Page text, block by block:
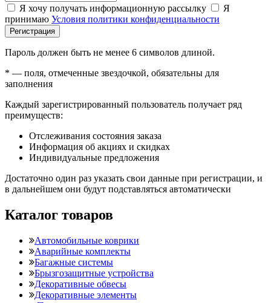
Я хочу получать информационную рассылку
Я
принимаю Условия политики конфиденциальности
Регистрация
Пароль должен быть не менее 6 символов длиной.
* — поля, отмеченные звездочкой, обязательны для
заполнения
Каждый зарегистрированный пользователь получает ряд
преимуществ:
Отслеживания состояния заказа
Информация об акциях и скидках
Индивидуальные предложения
Достаточно один раз указать свои данные при регистрации, и
в дальнейшем они будут подставляться автоматически
Каталог товаров
Автомобильные коврики
Аварийные комплекты
Багажные системы
Брызгозащитные устройства
Декоративные обвесы
Декоративные элементы